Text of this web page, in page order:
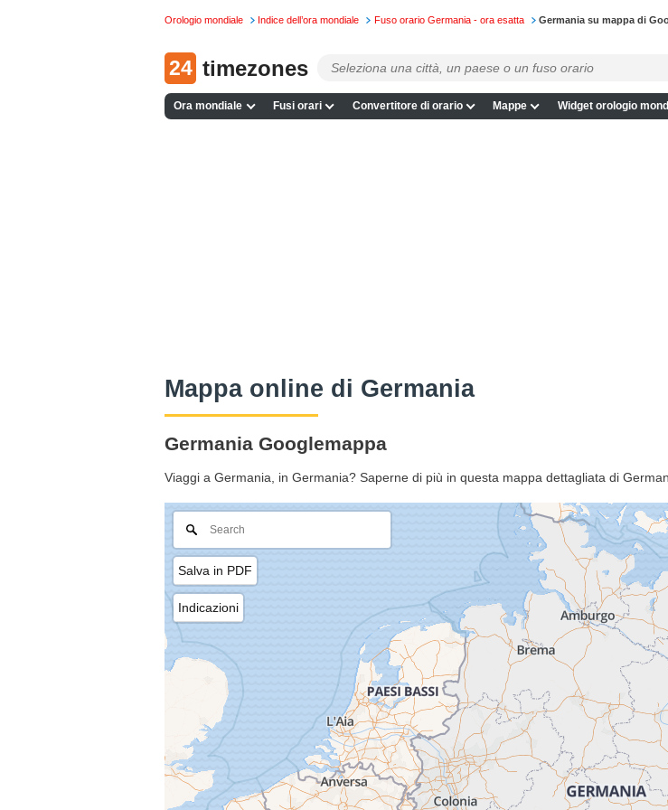
Orologio mondiale Indice dell’ora mondiale Fuso orario Germania - ora esatta Germania su mappa di
24 timezones
Ora mondiale Fusi orari Convertitore di orario Mappe Widget orologio
Mappa online di Germania
Germania Googlemappa
Viaggi a Germania, in Germania? Saperne di più in questa mappa dettagliata di
Salva in PDF
Indicazioni